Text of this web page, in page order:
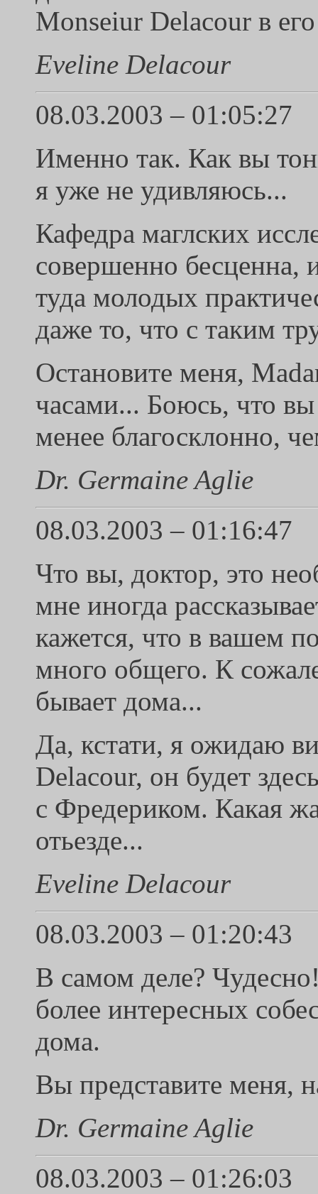
Monseiur Delacour в
Eveline Delacour
08.03.2003 – 01:05:27
Именно так. Как вы
я уже не удивляюсь...
Кафедра маглских
совершенно бесценна,
туда молодых
даже то, что с таким
Остановите меня,
часами... Боюсь, что
менее благосклонно,
Dr. Germaine Aglie
08.03.2003 – 01:16:47
Что вы, доктор, это
мне иногда
кажется, что в вашем
много общего. К
бывает дома...
Да, кстати, я ожидаю
Delacour, он будет
с Фредериком. Какая
отьезде...
Eveline Delacour
08.03.2003 – 01:20:43
В самом деле?
более интересных
дома.
Вы представите меня,
Dr. Germaine Aglie
08.03.2003 – 01:26:03